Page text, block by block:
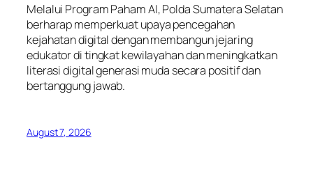
Melalui Program Paham AI, Polda Sumatera Selatan
berharap memperkuat upaya pencegahan
kejahatan digital dengan membangun jejaring
edukator di tingkat kewilayahan dan meningkatkan
literasi digital generasi muda secara positif dan
bertanggung jawab.
August 7, 2026